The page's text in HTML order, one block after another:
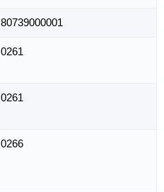
80739000001
0261
0261
0266